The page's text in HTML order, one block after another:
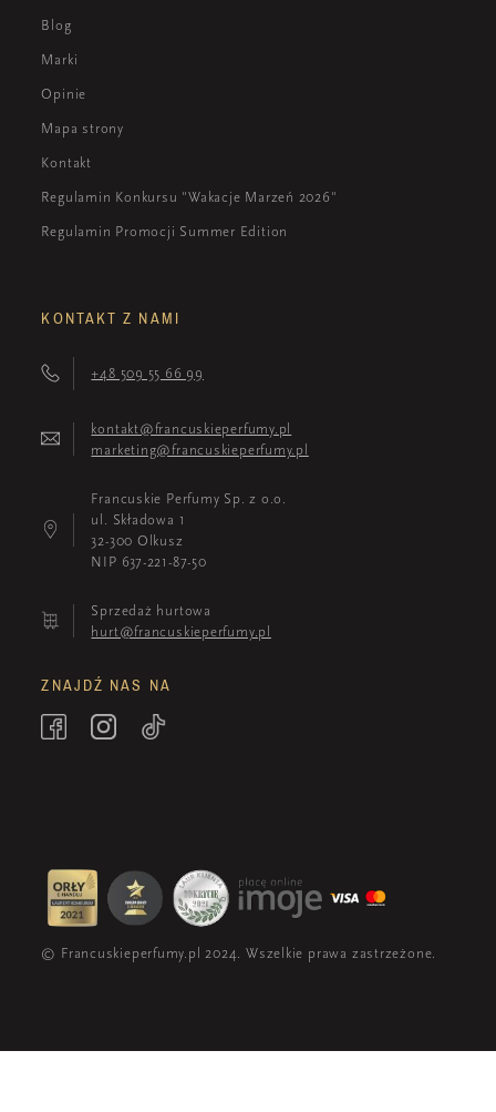
Blog
Marki
Opinie
Mapa strony
Kontakt
Regulamin Konkursu "Wakacje Marzeń 2026"
Regulamin Promocji Summer Edition
KONTAKT Z NAMI
+48 509 55 66 99
kontakt@francuskieperfumy.pl
marketing@francuskieperfumy.pl
Francuskie Perfumy Sp. z o.o.
ul. Składowa 1
32-300 Olkusz
NIP 637-221-87-50
Sprzedaż hurtowa
hurt@francuskieperfumy.pl
ZNAJDŹ NAS NA
© Francuskieperfumy.pl 2024. Wszelkie prawa zastrzeżone.